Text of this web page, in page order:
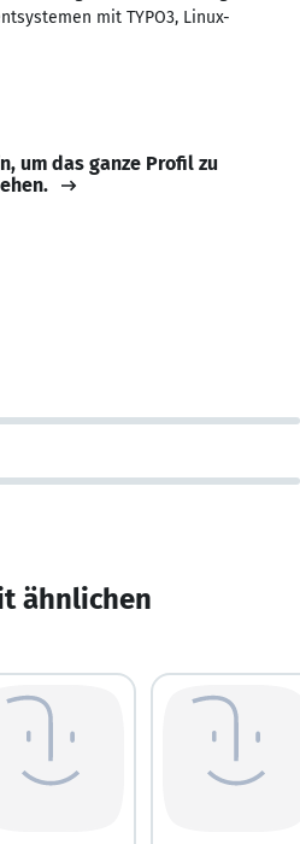
mit TYPO3, Linux-
um das ganze Profil zu
ähnlichen